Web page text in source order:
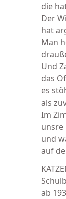
die
Der
hat
Man
Und
das
es
als
Im
unsre
und
auf
ab